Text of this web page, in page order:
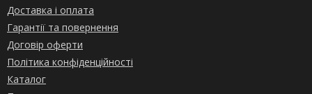
Доставка і оплата
Гарантії та повернення
Договір оферти
Політика конфіденційності
Каталог